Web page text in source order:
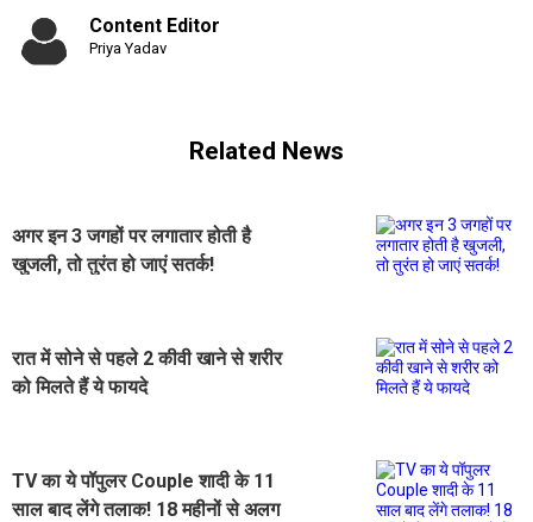
Content Editor
Priya Yadav
Related News
अगर इन 3 जगहों पर लगातार होती है
खुजली, तो तुरंत हो जाएं सतर्क!
रात में सोने से पहले 2 कीवी खाने से शरीर
को मिलते हैं ये फायदे
TV का ये पॉपुलर Couple शादी के 11
साल बाद लेंगे तलाक! 18 महीनों से अलग